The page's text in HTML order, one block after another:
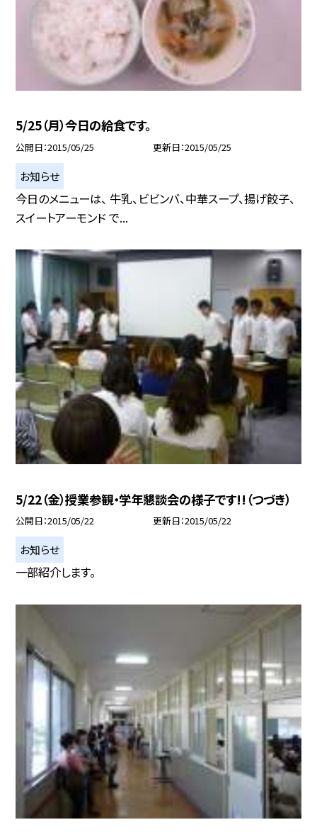
5/25（月）今日の給食です。
公開日 2015/05/25 更新日 2015/05/25
お知らせ
今日のメニューは、 牛乳、ビビンバ、中華スープ、揚げ餃子、
スイートアーモンド で...
5/22（金）授業参観・学年懇談会の様子です!!（つづき）
公開日 2015/05/22 更新日 2015/05/22
お知らせ
一部紹介します。